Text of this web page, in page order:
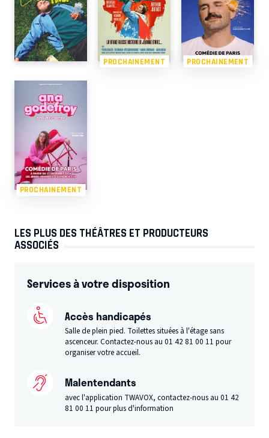
PROCHAINEMENT PROCHAINEMENT
PROCHAINEMENT
LES PLUS DES THÉÂTRES ET PRODUCTEURS
ASSOCIÉS
Services à votre disposition
Accès handicapés
Salle de plein pied. Toilettes situées à l'étage sans
ascenceur. Contactez-nous au 01 42 81 00 11 pour
organiser votre accueil.
Malentendants
avec l'application TWAVOX, contactez-nous au 01 42
81 00 11 pour plus d'information